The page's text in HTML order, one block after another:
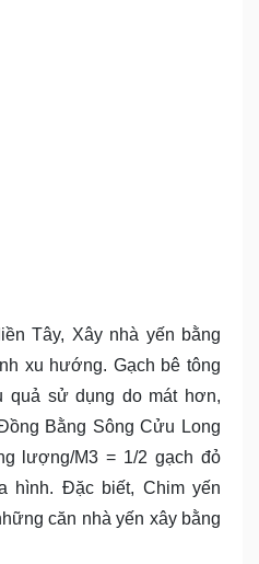
Tây, Xây nhà yến bằng
xu hướng. Gạch bê tông
quả sử dụng do mát hơn,
Bằng Sông Cửu Long
lượng/M3 = 1/2 gạch đỏ
hình. Đặc biết, Chim yến
căn nhà yến xây bằng